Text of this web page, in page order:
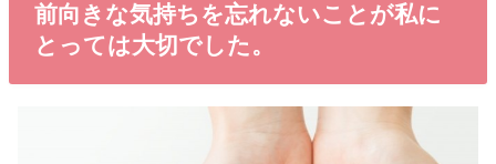
前向きな気持ちを忘れないことが私に
とっては大切でした。